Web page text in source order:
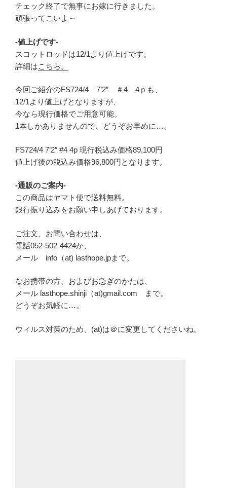
チェック終了で無事にお嫁に行きました。
頑張ってこいよ～
-値上げです-
スコットロッドは12/1より値上げです。
詳細はこちら。
今回ご紹介のFS724/4 7’2” ＃4 4ｐも、
12/1より値上げとなりますが、
今なら現行価格でご用意可能。
1本しかありませんので、どうぞお早めに…。
FS724/4 7’2″ #4 4p 現行税込み価格89,100円
値上げ後の税込み価格96,800円となります。
-通販のご案内-
この商品はヤマト便で送料無料。
銀行振り込みをお願い申しあげております。
ご注文、お問い合わせは、
電話052-502-4424か、
メール info（at) lasthope.jpまで。
なお携帯の方、およびお急ぎのかたは、
メール lasthope.shinji（at)gmail.com まで。
どうぞお気軽に…。
ウィルス対策のため、(at)は＠に変更してくださいね。